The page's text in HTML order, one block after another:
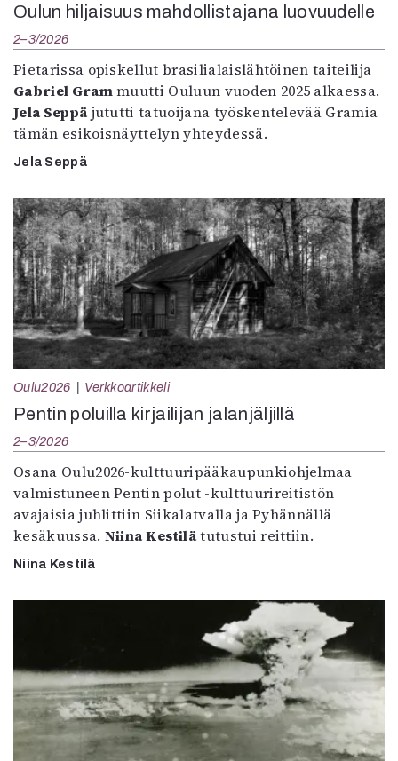
Oulun hiljaisuus mahdollistajana luovuudelle
2–3/2026
Pietarissa opiskellut brasilialaislähtöinen taiteilija
Gabriel Grammuutti Ouluun vuoden 2025 alkaessa.
Jela Seppä jututti tatuoijana työskentelevää Gramia
tämän esikoisnäyttelyn yhteydessä.
Jela Seppä
Oulu2026 Verkkoartikkeli
Pentin poluilla kirjailijan jalanjäljillä
2–3/2026
Osana Oulu2026-kulttuuripääkaupunkiohjelmaa
valmistuneen Pentin polut -kulttuurireitistön
avajaisia juhlittiin Siikalatvalla ja Pyhännällä
kesäkuussa. Niina Kestilätutustui reittiin.
Niina Kestilä